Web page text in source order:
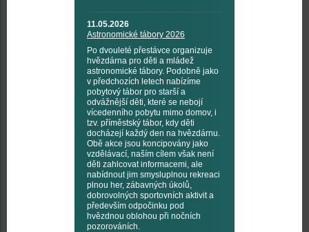
11.05.2026
Astronomické tábory 2026
Po dvouleté přestávce organizuje
hvězdárna pro děti a mládež
astronomické tábory. Podobně jako
v předchozích letech nabízíme
pobytový tábor pro starší a
odvážnější děti, které se nebojí
vícedenního pobytu mimo domov, i
tzv. příměstský tábor, kdy děti
docházejí každý den na hvězdárnu.
Obě akce jsou koncipovány jako
vzdělávací, naším cílem však není
děti zahlcovat informacemi, ale
nabídnout jim smysluplnou rekreaci
plnou her, zábavných úkolů,
dobrovolných sportovních aktivit a
především odpočinku pod
hvězdnou oblohou při nočních
pozorováních.